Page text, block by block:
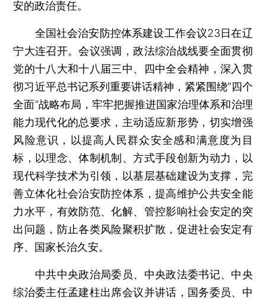
安的政治责任。
全国社会治安防控体系建设工作会议23日在辽
宁大连召开。会议强调，政法综治战线要全面贯彻
党的十八大和十八届三中、四中全会精神，深入贯
彻习近平总书记系列重要讲话精神，紧紧围绕“四个
全面”战略布局，牢牢把握推进国家治理体系和治理
能力现代化的总要求，主动适应新形势，切实增强
风险意识，以提高人民群众安全感和满意度为目
标，以理念、体制机制、方式手段创新为动力，以
现代科学技术为引领，以基层基础建设为支撑，完
善立体化社会治安防控体系，提高维护公共安全能
力水平，有效防范、化解、管控影响社会安定的突
出问题，防止各类风险聚积扩散，促进社会安定有
序、国家长治久安。
中共中央政治局委员、中央政法委书记、中央
综治委主任孟建柱出席会议并讲话，国务委员、中